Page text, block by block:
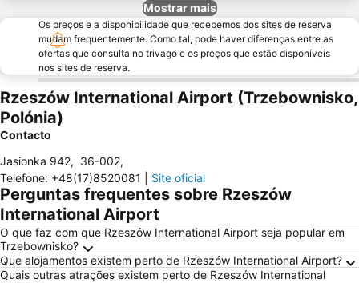
Mostrar mais
Os preços e a disponibilidade que recebemos dos sites de reserva
mudam frequentemente. Como tal, pode haver diferenças entre as
ofertas que consulta no trivago e os preços que estão disponíveis
nos sites de reserva.
Rzeszów International Airport (Trzebownisko,
Polónia)
Contacto
Jasionka 942, 36-002,
Telefone: +48(17)8520081 Site oficial
Perguntas frequentes sobre Rzeszów
International Airport
O que faz com que Rzeszów International Airport seja popular em
Trzebownisko?
Que alojamentos existem perto de Rzeszów International Airport?
Quais outras atrações existem perto de Rzeszów International